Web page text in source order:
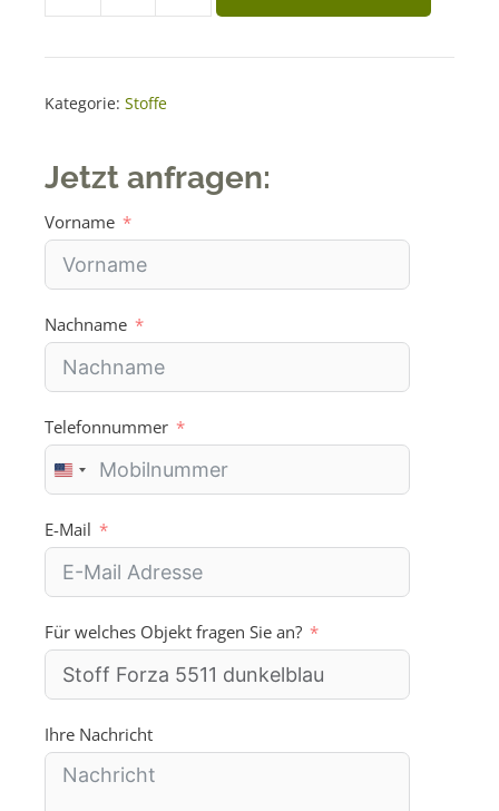
5511
e
r
t
i
v
Kategorie: Stoffe
Jetzt anfragen:
Vorname
Nachname
Telefonnummer
U
n
i
t
e
d
t
a
t
s
+
1
E-Mail
Für welches Objekt fragen Sie an?
Ihre Nachricht